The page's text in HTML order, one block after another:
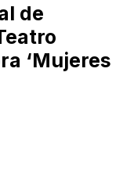
de
‘Mujeres